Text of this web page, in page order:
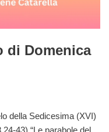
di Domenica
della Sedicesima (XVI)
43) “Le parabole del